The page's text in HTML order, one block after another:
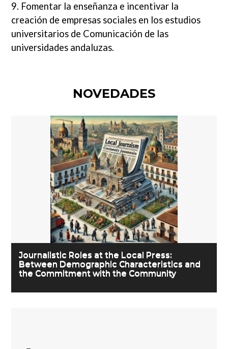
9. Fomentar la enseñanza e incentivar la
creación de empresas sociales en los estudios
universitarios de Comunicación de las
universidades andaluzas.
NOVEDADES
Journalistic Roles at the Local Press:
Between Demographic Characteristics and
the Commitment with the Community